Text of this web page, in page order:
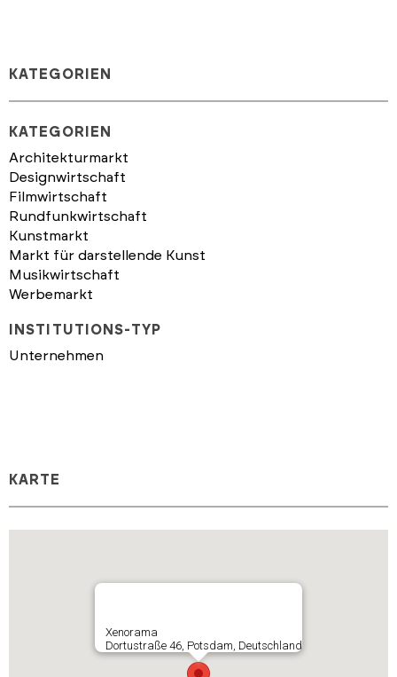
KATEGORIEN
KATEGORIEN
Architekturmarkt
Designwirtschaft
Filmwirtschaft
Rundfunkwirtschaft
Kunstmarkt
Markt für darstellende Kunst
Musikwirtschaft
Werbemarkt
INSTITUTIONS-TYP
Unternehmen
KARTE
Xenorama
Dortustraße 46, Potsdam, Deutschland